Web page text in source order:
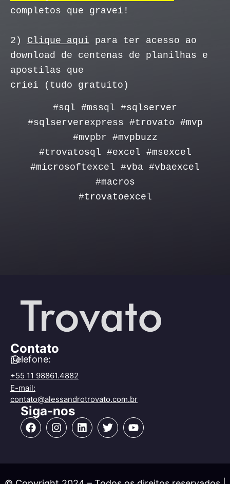
completos que gravei!
2) Clique aqui para ter acesso ao
download de centenas de planilhas e
apostilas que
criei (tudo gratuito)
#sql #mssql #sqlserver
#sqlserverexpress #trovato #mvp
#mvpbr #mvpbuzz
#trovatosql #excel #msexcel
#microsoftexcel #vba #vbaexcel
#macros
#trovatoexcel
Contato
Telefone:
+55 11 98861.4882
E-mail:
contato@alessandrotrovato.com.br
Siga-nos